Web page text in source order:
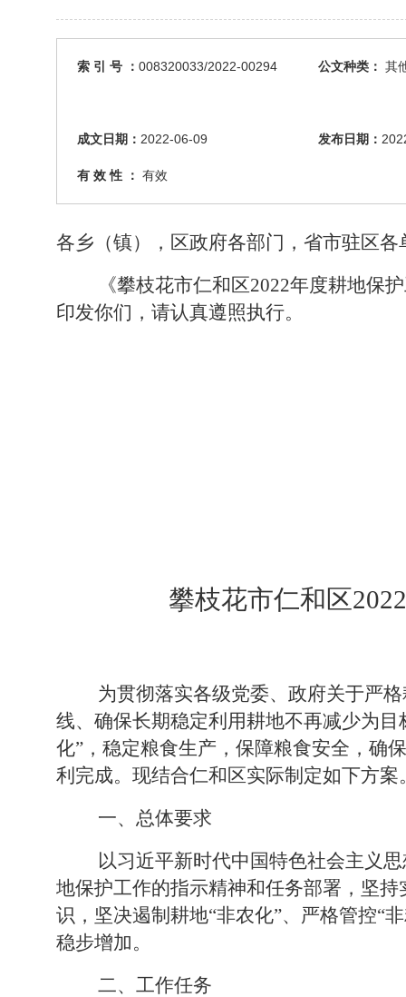
索 引 号 ： 008320033/2022-00294 公文种类： 其
成文日期： 2022-06-09 发布日期：
有 效 性 ： 有效
各乡（镇），区政府各部门 ，省市驻区
《攀枝花市仁和区2022年度耕地保
印发你们，请认真遵照执行。
攀枝花市仁和区2022
为贯彻落实各级党委、政府关于严
线、确保长期稳定利用耕地不再减少为目
化” ，稳定粮食生产，保障粮食安全，确
利完成。现结合仁和区实际制定如下方案
一、总体要求
以习近平新时代中国特色社会主义
地保护工作的指示精神和任务部署，坚
识，坚决遏制耕地“非农化”、严格管控“
稳步增加。
二、工作任务